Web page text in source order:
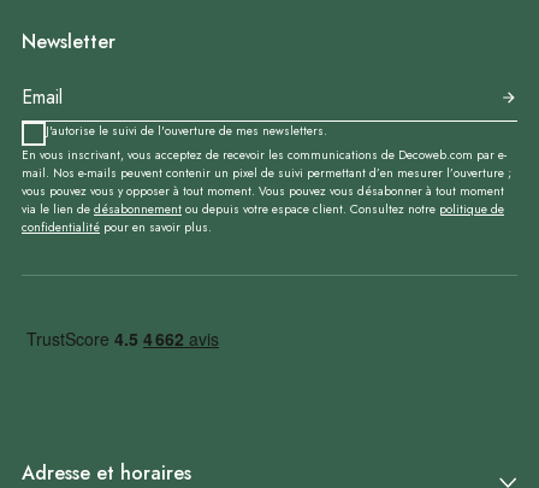
Newsletter
J'autorise le suivi de l'ouverture de mes newsletters.
En vous inscrivant, vous acceptez de recevoir les communications de Decoweb.com par e-
mail. Nos e-mails peuvent contenir un pixel de suivi permettant d’en mesurer l’ouverture ;
vous pouvez vous y opposer à tout moment. Vous pouvez vous désabonner à tout moment
via le lien de désabonnement ou depuis votre espace client. Consultez notre politique de
confidentialité pour en savoir plus.
Adresse et horaires